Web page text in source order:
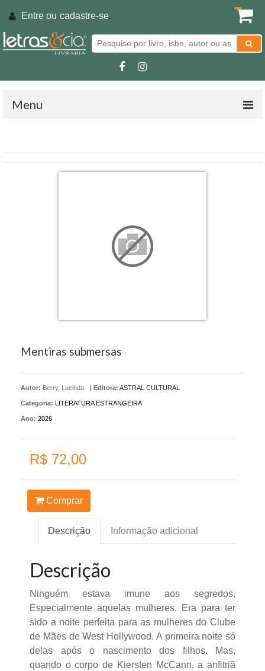
Entre ou cadastre-se.
Menu
Mentiras submersas
Autor: Berry, Lucinda | Editora: ASTRAL CULTURAL
Categoria: LITERATURA ESTRANGEIRA
Ano: 2026
R$ 72,00
Comprar
Descrição Informação adicional
Descrição
Ninguém estava imune aos segredos.
Especialmente aquelas mulheres. Era para ter
sido a noite perfeita para as mulheres do Clube
de Mães de West Hollywood. A primeira noite só
delas após o nascimento dos filhos. Mas,
quando o corpo de Kiersten McCann, a anfitriã